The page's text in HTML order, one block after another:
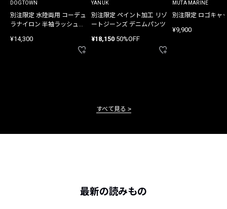
DOGTOWN
別注限定 水陸両用 コーデュ
ラナイロン 半袖ラッシュガ
¥14,300
YANUK
別注限定 ペイント加工 リゾ
ートジーンズ デニムパンツ
¥18,150 50%OFF
MUTA MARINE
別注限定 ロゴキャ
¥9,900
すべて見る
最新の読みもの